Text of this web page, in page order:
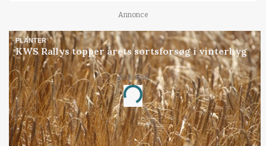
Annonce
PLANTER
KWS Rallys topper årets sortsforsøg i vinterbyg
Annonce
Loading...